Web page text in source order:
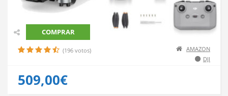
COMPRAR
(196 votos)
AMAZON
DJI
509,00€